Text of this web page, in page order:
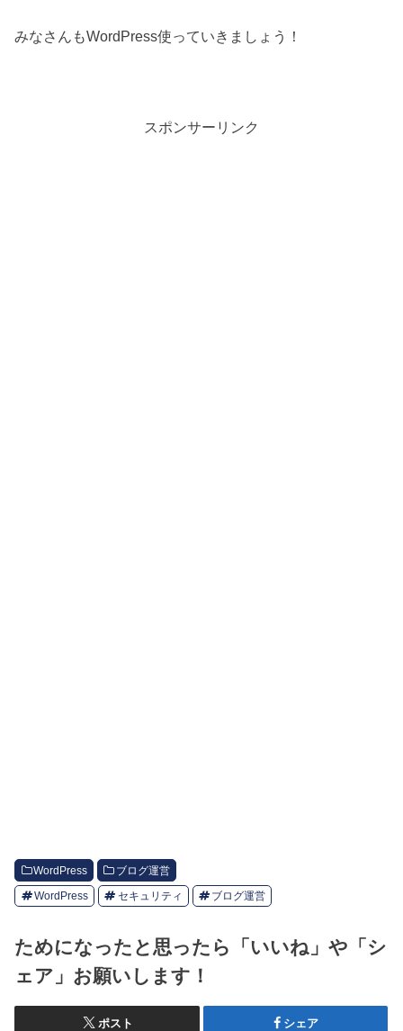
みなさんもWordPress使っていきましょう！
スポンサーリンク
WordPress ブログ運営
WordPress セキュリティ ブログ運営
ためになったと思ったら「いいね」や「シ
ェア」お願いします！
ポスト シェア